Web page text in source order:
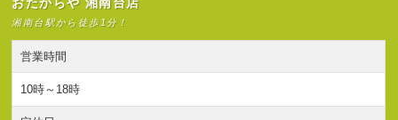
湘南台駅から徒歩1分！
営業時間
10時～18時